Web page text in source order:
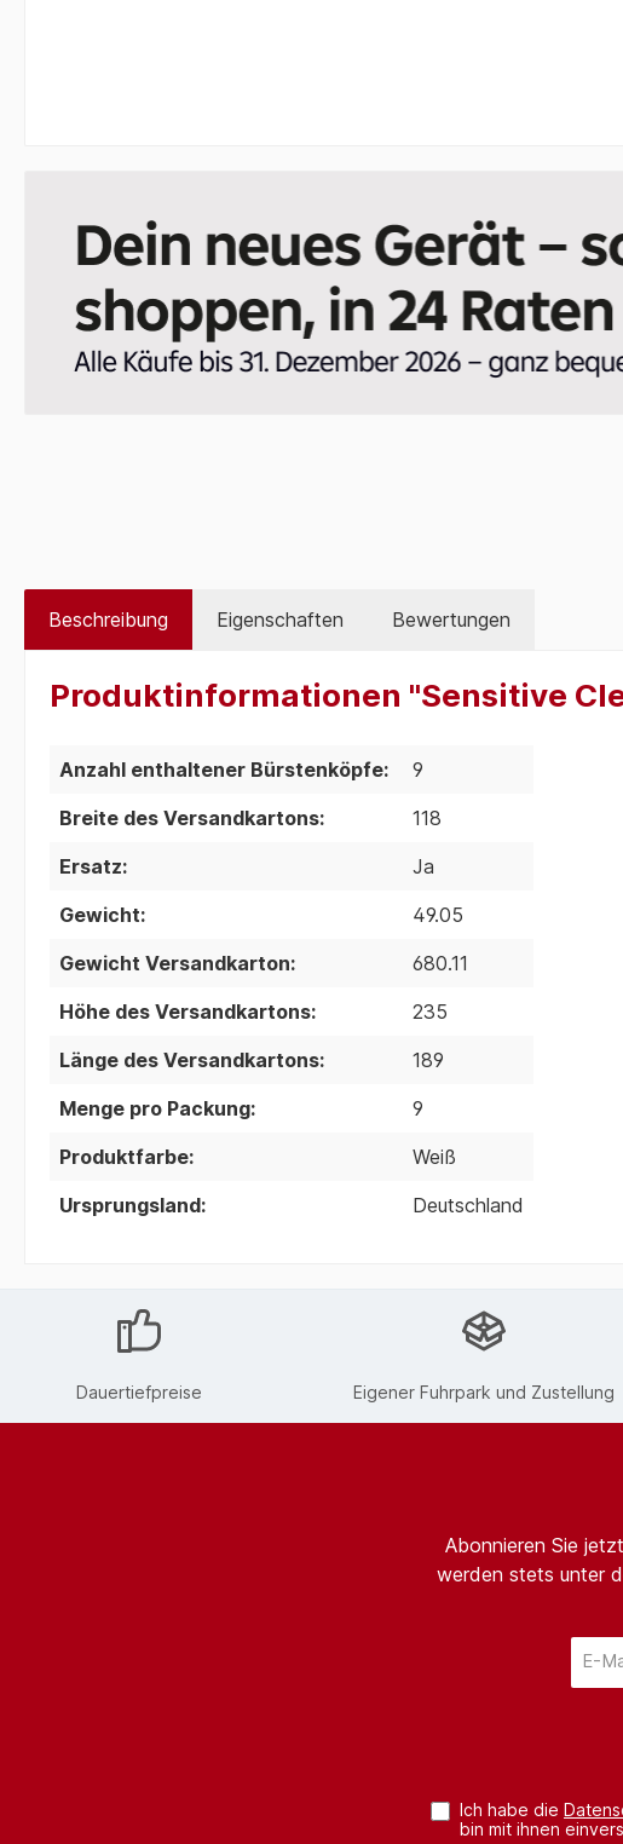
Beschreibung Eigenschaften Bewertungen
Produktinformationen "Sensitive
Anzahl enthaltener Bürstenköpfe:
9
Breite des Versandkartons:
118
Ersatz:
Ja
Gewicht:
49.05
Gewicht Versandkarton:
680.11
Höhe des Versandkartons:
235
Länge des Versandkartons:
189
Menge pro Packung:
9
Produktfarbe:
Weiß
Ursprungsland:
Deutschland
Dauertiefpreise Eigener Fuhrpark und Zustellung
Abonnieren Sie
werden stets unter
Ich habe die
bin mit ihnen